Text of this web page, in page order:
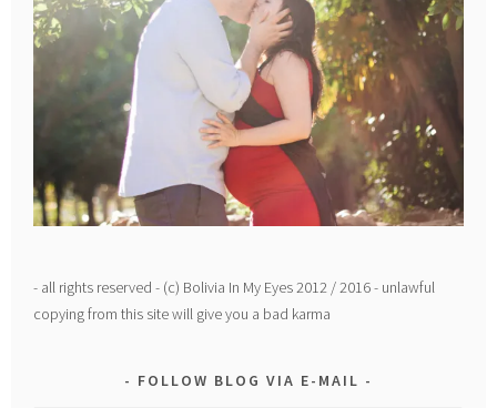
- all rights reserved - (c) Bolivia In My Eyes 2012 / 2016 - unlawful
copying from this site will give you a bad karma
FOLLOW BLOG VIA E-MAIL